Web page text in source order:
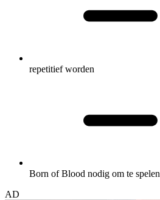
repetitief worden
Born of Blood nodig om te spelen
AD